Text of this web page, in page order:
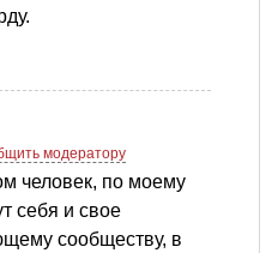
модератору
человек, по моему
себя и свое
сообществу, в